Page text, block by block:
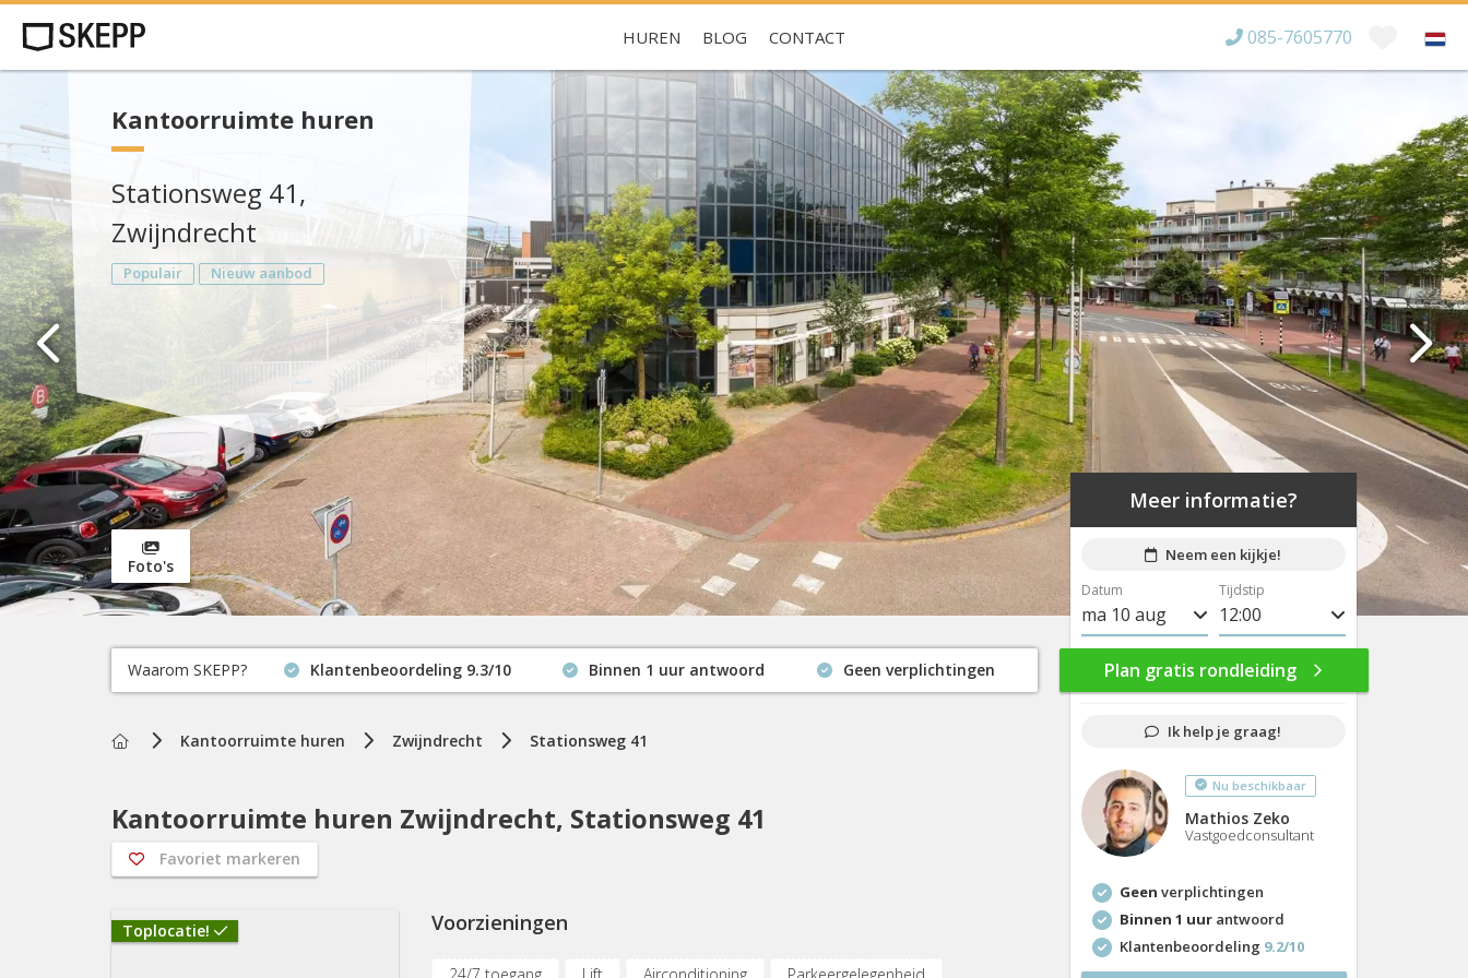
HUREN BLOG CONTACT 085-7605770
Bereikbaar tot
Je hebt nog geen favorieten
Kantoorruimte huren
Stationsweg 41,
Zwijndrecht
Populair Nieuw aanbod
Foto's
Meer informatie?
Neem een kijkje!
Datum
ma 10 aug
di 11 aug
wo 12 aug
do 13 aug
vr 14 aug
ma 17 aug
wo 19 aug
do 20 aug
Tijdstip
8:00
8:30
9:00
9:30
10:00
10:30
11:30
Plan gratis rondleiding
Ik help je graag!
Nu beschikbaar
Mathios Zeko
Vastgoedconsultant
Geen verplichtingen
Binnen 1 uurantwoord
Klantenbeoordeling 9.2/10
Waarom SKEPP? Klantenbeoordeling 9.3/10 Binnen 1 uur antwoord
Geen verplichtingen
Home
Kantoorruimte huren Zwijndrecht Stationsweg 41
Kantoorruimte huren Zwijndrecht, Stationsweg 41
Favoriet markeren
Toplocatie! Voorzieningen